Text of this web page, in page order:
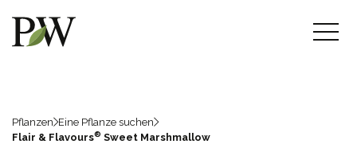
Pflanzen Eine Pflanze suchen
Flair & Flavours® Sweet Marshmallow